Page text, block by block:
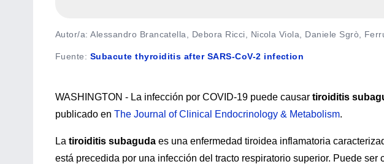
Autor/a: Alessandro Brancatella, Debora Ricci, Nicola Viola, Daniele Sgrò,
Fuente: Subacute thyroiditis after SARS-CoV-2 infection
WASHINGTON - La infección por COVID-19 puede causar tiroiditis
publicado en The Journal of Clinical Endocrinology & Metabolism.
La tiroiditis subaguda es una enfermedad tiroidea inflamatoria
está precedida por una infección del tracto respiratorio superior. Puede ser